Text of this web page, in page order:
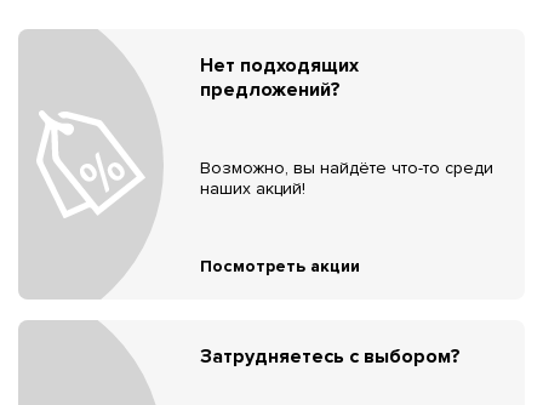
Нет подходящих
предложений?
Возможно, вы найдёте что-то среди
наших акций!
Посмотреть акции
Затрудняетесь с выбором?